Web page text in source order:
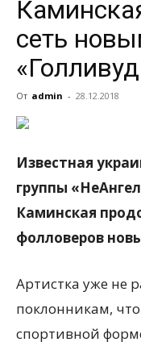
сеть
От admin - 28.12.2018
Известная
группы
Каминская
фолловеров
Артистка уже не
поклонникам,
спортивной